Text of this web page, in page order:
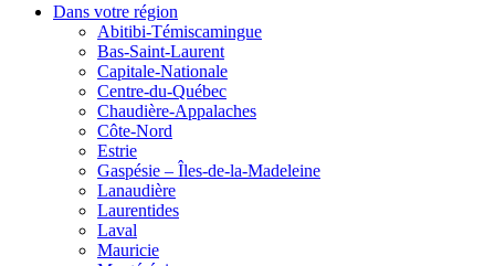
Dans votre région
Abitibi-Témiscamingue
Bas-Saint-Laurent
Capitale-Nationale
Centre-du-Québec
Chaudière-Appalaches
Côte-Nord
Estrie
Gaspésie – Îles-de-la-Madeleine
Lanaudière
Laurentides
Laval
Mauricie